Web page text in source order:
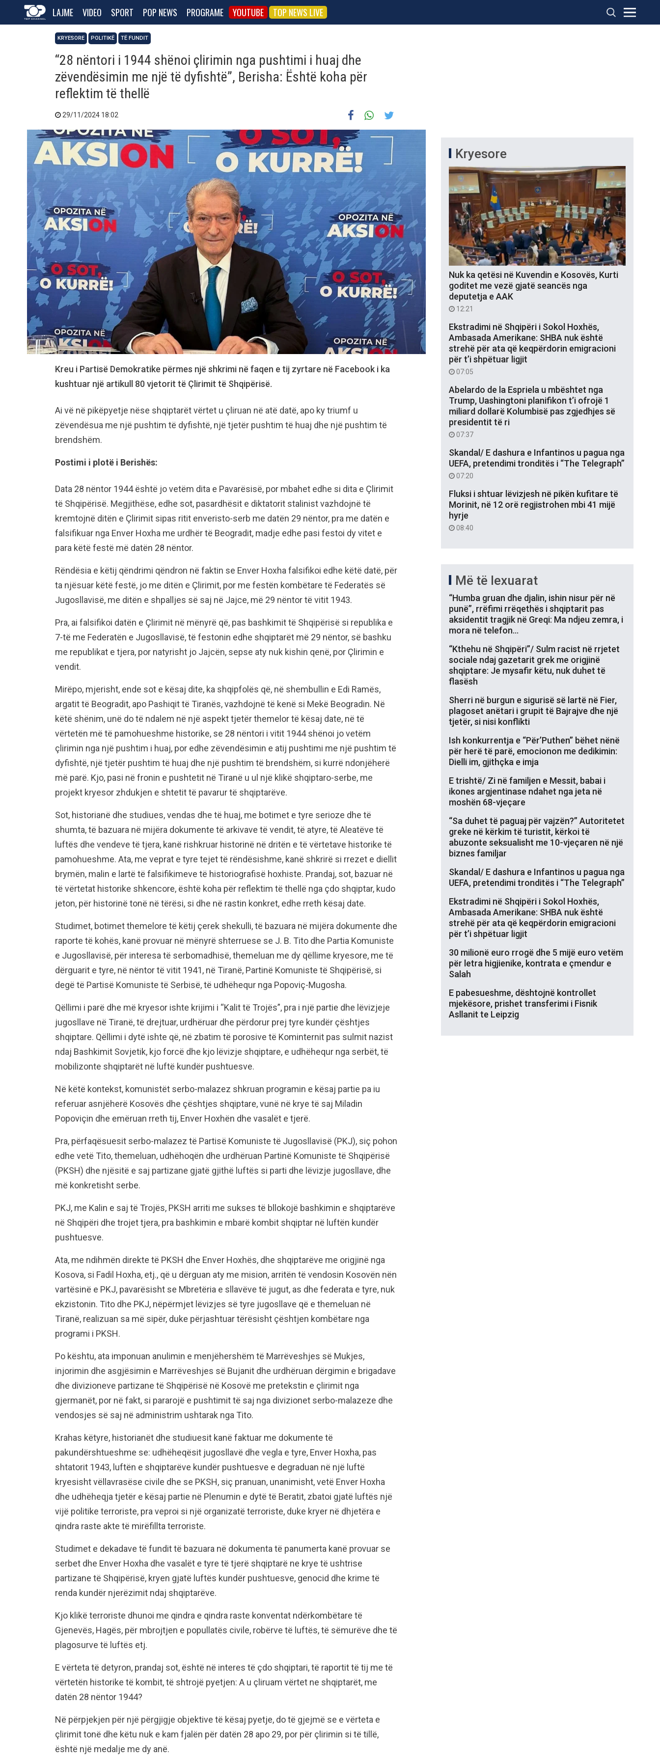
LAJME VIDEO SPORT POP NEWS PROGRAME YOUTUBE TOP NEWS LIVE
KRYESORE POLITIKË TË FUNDIT
“28 nëntori i 1944 shënoi çlirimin nga pushtimi i huaj dhe
zëvendësimin me një të dyfishtë”, Berisha: Është koha për
reflektim të thellë
29/11/2024 18:02
Kreu i Partisë Demokratike përmes një shkrimi në faqen e tij zyrtare në Facebook i ka
kushtuar një artikull 80 vjetorit të Çlirimit të Shqipërisë.
Ai vë në pikëpyetje nëse shqiptarët vërtet u çliruan në atë datë, apo ky triumf u
zëvendësua me një pushtim të dyfishtë, një tjetër pushtim të huaj dhe një pushtim të
brendshëm.
Postimi i plotë i Berishës:
Data 28 nëntor 1944 është jo vetëm dita e Pavarësisë, por mbahet edhe si dita e Çlirimit
të Shqipërisë. Megjithëse, edhe sot, pasardhësit e diktatorit stalinist vazhdojnë të
kremtojnë ditën e Çlirimit sipas ritit enveristo-serb me datën 29 nëntor, pra me datën e
falsifikuar nga Enver Hoxha me urdhër të Beogradit, madje edhe pasi festoi dy vitet e
para këtë festë më datën 28 nëntor.
Rëndësia e këtij qëndrimi qëndron në faktin se Enver Hoxha falsifikoi edhe këtë datë, për
ta njësuar këtë festë, jo me ditën e Çlirimit, por me festën kombëtare të Federatës së
Jugosllavisë, me ditën e shpalljes së saj në Jajce, më 29 nëntor të vitit 1943.
Pra, ai falsifikoi datën e Çlirimit në mënyrë që, pas bashkimit të Shqipërisë si republika e
7-të me Federatën e Jugosllavisë, të festonin edhe shqiptarët më 29 nëntor, së bashku
me republikat e tjera, por natyrisht jo Jajcën, sepse aty nuk kishin qenë, por Çlirimin e
vendit.
Mirëpo, mjerisht, ende sot e kësaj dite, ka shqipfolës që, në shembullin e Edi Ramës,
argatit të Beogradit, apo Pashiqit të Tiranës, vazhdojnë të kenë si Mekë Beogradin. Në
këtë shënim, unë do të ndalem në një aspekt tjetër themelor të kësaj date, në të
vërtetën më të pamohueshme historike, se 28 nëntori i vitit 1944 shënoi jo vetëm
çlirimin nga një pushtim i huaj, por edhe zëvendësimin e atij pushtimi me një pushtim të
dyfishtë, një tjetër pushtim të huaj dhe një pushtim të brendshëm, si kurrë ndonjëherë
më parë. Kjo, pasi në fronin e pushtetit në Tiranë u ul një klikë shqiptaro-serbe, me
projekt kryesor zhdukjen e shtetit të pavarur të shqiptarëve.
Sot, historianë dhe studiues, vendas dhe të huaj, me botimet e tyre serioze dhe të
shumta, të bazuara në mijëra dokumente të arkivave të vendit, të atyre, të Aleatëve të
luftës dhe vendeve të tjera, kanë rishkruar historinë në dritën e të vërtetave historike të
pamohueshme. Ata, me veprat e tyre tejet të rëndësishme, kanë shkrirë si rrezet e diellit
brymën, malin e lartë të falsifikimeve të historiografisë hoxhiste. Prandaj, sot, bazuar në
të vërtetat historike shkencore, është koha për reflektim të thellë nga çdo shqiptar, kudo
jeton, për historinë tonë në tërësi, si dhe në rastin konkret, edhe rreth kësaj date.
Studimet, botimet themelore të këtij çerek shekulli, të bazuara në mijëra dokumente dhe
raporte të kohës, kanë provuar në mënyrë shterruese se J. B. Tito dhe Partia Komuniste
e Jugosllavisë, për interesa të serbomadhisë, themeluan me dy qëllime kryesore, me të
dërguarit e tyre, në nëntor të vitit 1941, në Tiranë, Partinë Komuniste të Shqipërisë, si
degë të Partisë Komuniste të Serbisë, të udhëhequr nga Popoviç-Mugosha.
Qëllimi i parë dhe më kryesor ishte krijimi i “Kalit të Trojës”, pra i një partie dhe lëvizjeje
jugosllave në Tiranë, të drejtuar, urdhëruar dhe përdorur prej tyre kundër çështjes
shqiptare. Qëllimi i dytë ishte që, në zbatim të porosive të Kominternit pas sulmit nazist
ndaj Bashkimit Sovjetik, kjo forcë dhe kjo lëvizje shqiptare, e udhëhequr nga serbët, të
mobilizonte shqiptarët në luftë kundër pushtuesve.
Në këtë kontekst, komunistët serbo-malazez shkruan programin e kësaj partie pa iu
referuar asnjëherë Kosovës dhe çështjes shqiptare, vunë në krye të saj Miladin
Popoviçin dhe emëruan rreth tij, Enver Hoxhën dhe vasalët e tjerë.
Pra, përfaqësuesit serbo-malazez të Partisë Komuniste të Jugosllavisë (PKJ), siç pohon
edhe vetë Tito, themeluan, udhëhoqën dhe urdhëruan Partinë Komuniste të Shqipërisë
(PKSH) dhe njësitë e saj partizane gjatë gjithë luftës si parti dhe lëvizje jugosllave, dhe
më konkretisht serbe.
PKJ, me Kalin e saj të Trojës, PKSH arriti me sukses të bllokojë bashkimin e shqiptarëve
në Shqipëri dhe trojet tjera, pra bashkimin e mbarë kombit shqiptar në luftën kundër
pushtuesve.
Ata, me ndihmën direkte të PKSH dhe Enver Hoxhës, dhe shqiptarëve me origjinë nga
Kosova, si Fadil Hoxha, etj., që u dërguan aty me mision, arritën të vendosin Kosovën nën
vartësinë e PKJ, pavarësisht se Mbretëria e sllavëve të jugut, as dhe federata e tyre, nuk
ekzistonin. Tito dhe PKJ, nëpërmjet lëvizjes së tyre jugosllave që e themeluan në
Tiranë, realizuan sa më sipër, duke përjashtuar tërësisht çështjen kombëtare nga
programi i PKSH.
Po kështu, ata imponuan anulimin e menjëhershëm të Marrëveshjes së Mukjes,
injorimin dhe asgjësimin e Marrëveshjes së Bujanit dhe urdhëruan dërgimin e brigadave
dhe divizioneve partizane të Shqipërisë në Kosovë me pretekstin e çlirimit nga
gjermanët, por në fakt, si pararojë e pushtimit të saj nga divizionet serbo-malazeze dhe
vendosjes së saj në administrim ushtarak nga Tito.
Krahas këtyre, historianët dhe studiuesit kanë faktuar me dokumente të
pakundërshtueshme se: udhëheqësit jugosllavë dhe vegla e tyre, Enver Hoxha, pas
shtatorit 1943, luftën e shqiptarëve kundër pushtuesve e degraduan në një luftë
kryesisht vëllavrasëse civile dhe se PKSH, siç pranuan, unanimisht, vetë Enver Hoxha
dhe udhëheqja tjetër e kësaj partie në Plenumin e dytë të Beratit, zbatoi gjatë luftës një
vijë politike terroriste, pra veproi si një organizatë terroriste, duke kryer në dhjetëra e
qindra raste akte të mirëfillta terroriste.
Studimet e dekadave të fundit të bazuara në dokumenta të panumerta kanë provuar se
serbet dhe Enver Hoxha dhe vasalët e tyre të tjerë shqiptarë ne krye të ushtrise
partizane të Shqipërisë, kryen gjatë luftës kundër pushtuesve, genocid dhe krime të
renda kundër njerëzimit ndaj shqiptarëve.
Kjo klikë terroriste dhunoi me qindra e qindra raste konventat ndërkombëtare të
Gjenevës, Hagës, për mbrojtjen e popullatës civile, robërve të luftës, të sëmurëve dhe të
plagosurve të luftës etj.
E vërteta të detyron, prandaj sot, është në interes të çdo shqiptari, të raportit të tij me të
vërtetën historike të kombit, të shtrojë pyetjen: A u çliruam vërtet ne shqiptarët, me
datën 28 nëntor 1944?
Në përpjekjen për një përgjigje objektive të kësaj pyetje, do të gjejmë se e vërteta e
çlirimit tonë dhe këtu nuk e kam fjalën për datën 28 apo 29, por për çlirimin si të tillë,
është një medalje me dy anë.
Kryesore
Nuk ka qetësi në Kuvendin e Kosovës, Kurti
goditet me vezë gjatë seancës nga
deputetja e AAK
12:21
Ekstradimi në Shqipëri i Sokol Hoxhës,
Ambasada Amerikane: SHBA nuk është
strehë për ata që keqpërdorin emigracioni
për t’i shpëtuar ligjit
07:05
Abelardo de la Espriela u mbështet nga
Trump, Uashingtoni planifikon t’i ofrojë 1
miliard dollarë Kolumbisë pas zgjedhjes së
presidentit të ri
07:37
Skandal/ E dashura e Infantinos u pagua nga
UEFA, pretendimi tronditës i “The Telegraph”
07:20
Fluksi i shtuar lëvizjesh në pikën kufitare të
Morinit, në 12 orë regjistrohen mbi 41 mijë
hyrje
08:40
Më të lexuarat
“Humba gruan dhe djalin, ishin nisur për në
punë”, rrëfimi rrëqethës i shqiptarit pas
aksidentit tragjik në Greqi: Ma ndjeu zemra, i
mora në telefon…
“Kthehu në Shqipëri”/ Sulm racist në rrjetet
sociale ndaj gazetarit grek me origjinë
shqiptare: Je mysafir këtu, nuk duhet të
flasësh
Sherri në burgun e sigurisë së lartë në Fier,
plagoset anëtari i grupit të Bajrajve dhe një
tjetër, si nisi konflikti
Ish konkurrentja e “Për’Puthen” bëhet nënë
për herë të parë, emocionon me dedikimin:
Dielli im, gjithçka e imja
E trishtë/ Zi në familjen e Messit, babai i
ikones argjentinase ndahet nga jeta në
moshën 68-vjeçare
“Sa duhet të paguaj për vajzën?” Autoritetet
greke në kërkim të turistit, kërkoi të
abuzonte seksualisht me 10-vjeçaren në një
biznes familjar
Skandal/ E dashura e Infantinos u pagua nga
UEFA, pretendimi tronditës i “The Telegraph”
Ekstradimi në Shqipëri i Sokol Hoxhës,
Ambasada Amerikane: SHBA nuk është
strehë për ata që keqpërdorin emigracioni
për t’i shpëtuar ligjit
30 milionë euro rrogë dhe 5 mijë euro vetëm
për letra higjienike, kontrata e çmendur e
Salah
E pabesueshme, dështojnë kontrollet
mjekësore, prishet transferimi i Fisnik
Asllanit te Leipzig